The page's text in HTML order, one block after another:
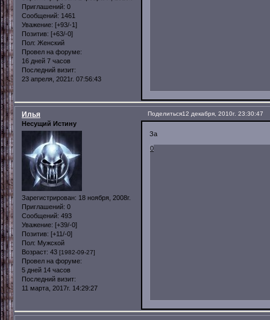
Приглашений: 0
Сообщений: 1461
Уважение: [+93/-1]
Позитив: [+63/-0]
Пол: Женский
Провел на форуме:
16 дней 7 часов
Последний визит:
23 апреля, 2021г. 07:56:43
Поделиться12 декабря, 2010г. 23:30:47
Илья
Несущий Истину
Зарегистрирован: 18 ноября, 2008г.
Приглашений: 0
Сообщений: 493
Уважение: [+39/-0]
Позитив: [+11/-0]
Пол: Мужской
Возраст: 43 [1982-09-27]
Провел на форуме:
5 дней 14 часов
Последний визит:
11 марта, 2017г. 14:29:27
За
0